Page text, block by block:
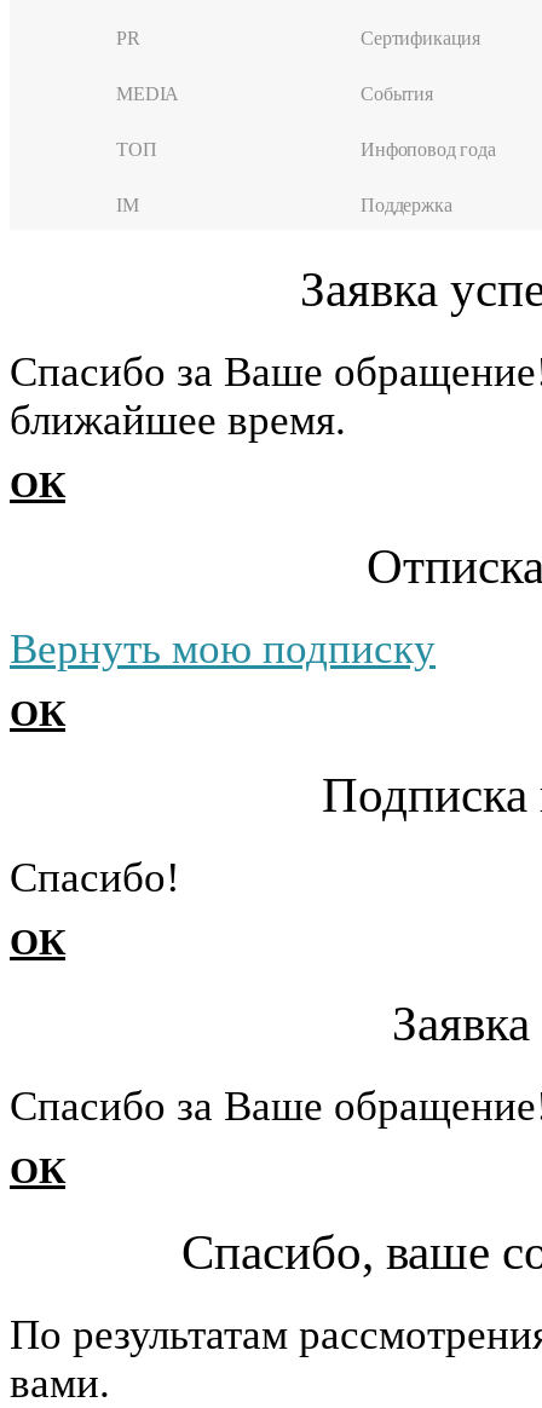
PR
MEDIA
ТОП
IM
Сертификация
События
Инфоповод года
Поддержка
Заявка
Cпасибо за Ваше
ближайшее время.
ОК
Вернуть мою подписку
ОК
Подписка
Cпасибо!
ОК
Cпасибо за Ваше
ОК
Спасибо, ваше
По результатам
вами.